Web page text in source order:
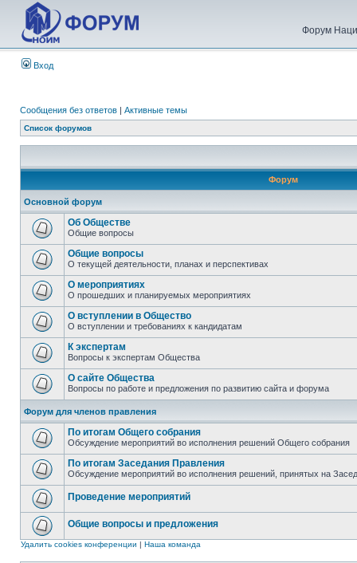
Форум
Вход
Сообщения без ответов | Активные темы
Список форумов
Форум
Основной форум
Об Обществе
Общие вопросы
Общие вопросы
О текущей деятельности, планах и перспективах
О мероприятиях
О прошедших и планируемых мероприятиях
О вступлении в Общество
О вступлении и требованиях к кандидатам
К экспертам
Вопросы к экспертам Общества
О сайте Общества
Вопросы по работе и предложения по развитию сайта и форума
Форум для членов правления
По итогам Общего собрания
Обсуждение мероприятий во исполнения решений Общего собрания
По итогам Заседания Правления
Обсуждение мероприятий во исполнения решений, принятых на
Проведение мероприятий
Общие вопросы и предложения
Удалить cookies конференции | Наша команда